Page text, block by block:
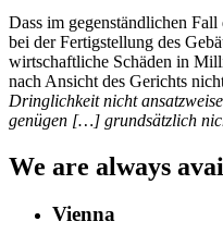
Dass im gegenständlichen
bei der Fertigstellung des
wirtschaftliche Schäden in
nach Ansicht des Gerichts
Dringlichkeit nicht
genügen […] grundsätzlich
We are always
Vienna